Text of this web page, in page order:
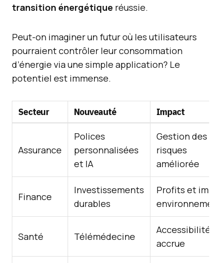
transition énergétique réussie.
Peut-on imaginer un futur où les utilisateurs
pourraient contrôler leur consommation
d’énergie via une simple application? Le
potentiel est immense.
Secteur Nouveauté Impact
Assurance
Polices
personnalisées
et IA
Gestion des
risques
améliorée
Finance
Investissements
durables
Profits et
Santé Télémédecine
Accessibilité
accrue